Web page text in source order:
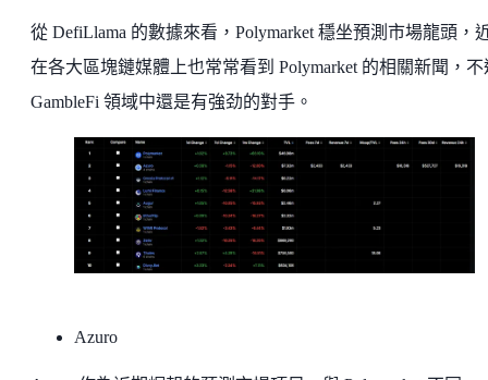
從 DefiLlama 的數據來看，Polymarket 穩坐預測市場龍頭，
在各大區塊鏈媒體上也常常看到 Polymarket 的相關新聞，不
GambleFi 領域中還是有強劲的對手。
Azuro